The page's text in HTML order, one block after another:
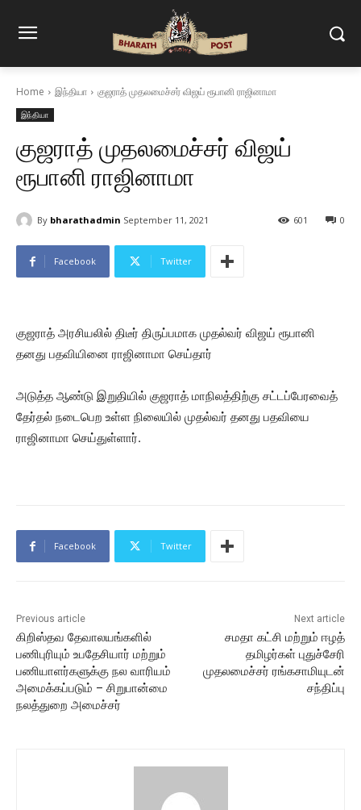
Home இந்தியா குஜராத் முதலமைச்சர் விஜய் ரூபானி ராஜினாமா
இந்தியா
குஜராத் முதலமைச்சர் விஜய்
ரூபானி ராஜினாமா
By bharathadmin September 11, 2021 0
601
Facebook Twitter
குஜராத் அரசியலில் திடீர் திருப்பமாக முதல்வர் விஜய் ரூபானி
தனது பதவியினை ராஜினாமா செய்தார்
அடுத்த ஆண்டு இறுதியில் குஜராத் மாநிலத்திற்கு சட்டப்பேரவைத்
தேர்தல் நடைபெற உள்ள நிலையில் முதல்வர் தனது பதவியை
ராஜினாமா செய்துள்ளார்.
Facebook Twitter
Previous article
கிறிஸ்தவ தேவாலயங்களில்
பணிபுரியும் உபதேசியார் மற்றும்
பணியாளர்களுக்கு நல வாரியம்
அமைக்கப்படும் – சிறுபான்மை
நலத்துறை அமைச்சர்
Next article
சமதா கட்சி மற்றும் ஈழத்
தமிழர்கள் புதுச்சேரி
முதலமைச்சர் ரங்கசாமியுடன்
சந்திப்பு